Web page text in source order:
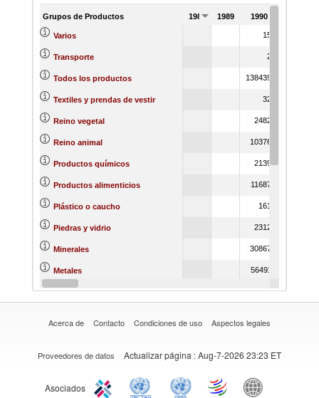
Grupos de Productos 1988 1989 1990
Varios 157
Transporte 21
Todos los productos 1384395
Textiles y prendas de vestir 324
Reino vegetal 24827
Reino animal 103767
Productos químicos 21394
Productos alimenticios 116879
Plástico o caucho 1616
Piedras y vidrio 23122
Minerales 308675
Metales 564911
Materias primas 578536
Acerca de Contacto Condiciones de uso Aspectos legales
Proveedores de datos Actualizar página : Aug-7-2026 23:23 ET
Asociados